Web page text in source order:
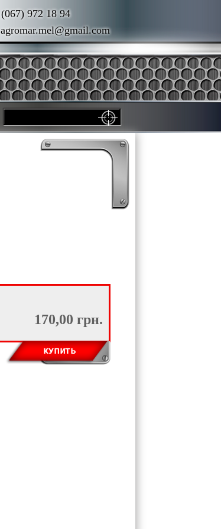
(067) 972 18 94
agromar.mel@gmail.com
170,00 грн.